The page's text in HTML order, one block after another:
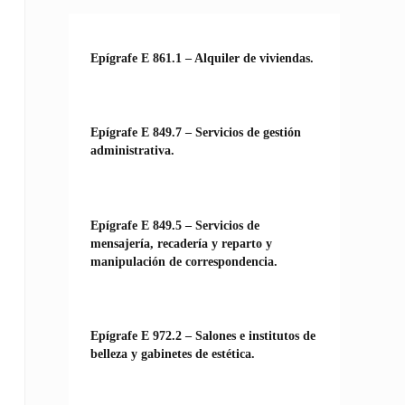
Epígrafe E 861.1 – Alquiler de viviendas.
Epígrafe E 849.7 – Servicios de gestión
administrativa.
Epígrafe E 849.5 – Servicios de
mensajería, recadería y reparto y
manipulación de correspondencia.
Epígrafe E 972.2 – Salones e institutos de
belleza y gabinetes de estética.